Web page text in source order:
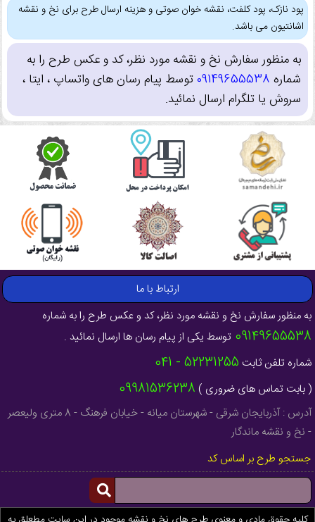
پود نازک، پود کلفت، نقشه خوان صوتی و هزینه ارسال طرح برای نخ و نقشه
اشانتیون می باشد.
به منظور سفارش نخ و نقشه مورد نظر، کد و عکس طرح را به
شماره 09149655538توسط پیام رسان های واتساپ ، ایتا ،
سروش یا تلگرام ارسال نمائید.
ارتباط با ما
به منظور سفارش نخ و نقشه مورد نظر، کد و عکس طرح را به شماره
09149655538 توسط یکی از پیام رسان ها ارسال نمائید .
شماره تلفن ثابت 52231255 - 041
( بابت تماس های ضروری ) 09981536238
آدرس : آذربایجان شرقی - شهرستان میانه - خیابان فرهنگ - 8 متری ولیعصر
- نخ و نقشه ماندگار
جستجو طرح بر اساس کد